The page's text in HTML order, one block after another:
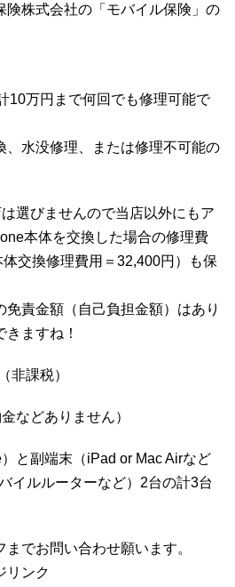
険株式会社の「モバイル保険」の
10万円まで何回でも修理可能で
、水没修理、または修理不可能の
選びませんので当店以外にもア
本体を交換した場合の修理費
交換修理費用＝32,400円）も保
免責金額（自己負担金額）はあり
ますね！
非課税）
などありません）
と副端末（iPad or Mac Airなど
イルルーターなど）2台の計3台
でお問い合わせ願います。
リンク